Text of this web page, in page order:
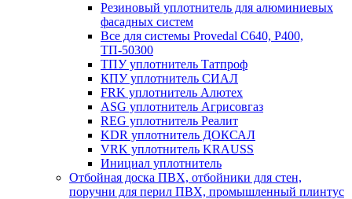
Резиновый уплотнитель для алюминиевых
фасадных систем
Все для системы Provedal С640, Р400,
ТП-50300
ТПУ уплотнитель Татпроф
КПУ уплотнитель СИАЛ
FRK уплотнитель Алютех
ASG уплотнитель Агрисовгаз
REG уплотнитель Реалит
KDR уплотнитель ДОКСАЛ
VRK уплотнитель KRAUSS
Инициал уплотнитель
Отбойная доска ПВХ, отбойники для стен,
поручни для перил ПВХ, промышленный плинтус